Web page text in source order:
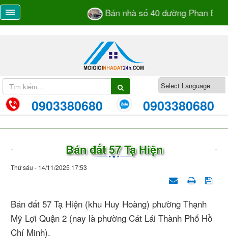
Bán nhà số 40 đường Phan Bá
0903380680 0903380680
Bán đất 57 Tạ Hiện
Thứ sáu - 14/11/2025 17:53
Bán đất 57 Tạ Hiện (khu Huy Hoàng) phường Thạnh
Mỹ Lợi Quận 2 (nay là phường Cát Lái Thành Phố Hồ
Chí Minh).